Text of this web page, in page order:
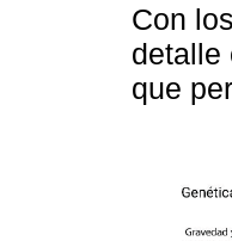
Con
detalle
que